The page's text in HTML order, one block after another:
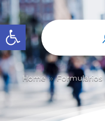
Abrir barra de
Home 9 Formularios